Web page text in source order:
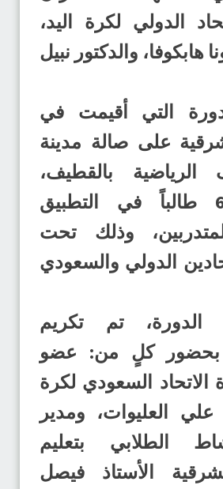
الدولي لكرة اليد،
هابكوفا، والدكتور نبيل
التي أقيمت في
على صالة مدينة
الرياضية بالقطيف،
مشاركة 60 طالباً في التطبيق
وذلك تحت
الدولي والسعودي
تم تكريم
بحضور كلٍ من: عضو
السعودي لكرة
علي العليوات، ومدير
الطلابي بتعليم
الأستاذ فيصل